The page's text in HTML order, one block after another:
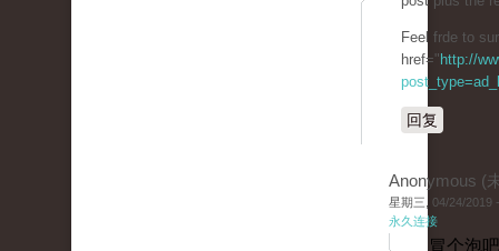
Feel frde to
href=" http://
回复
Anonymous (
星期三, 04/24/2019
永久连接
冒个泡